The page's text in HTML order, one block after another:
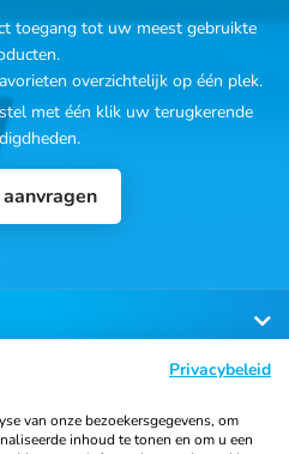
toegang tot uw meest gebruikte
overzichtelijk op één plek.
met één klik uw terugkerende
Privacybeleid
van onze bezoekersgegevens, om
inhoud te tonen en om u een